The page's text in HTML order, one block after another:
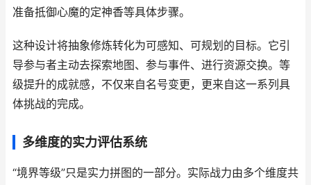
准备抵御心魔的定神香等具体步骤。
这种设计将抽象修炼转化为可感知、可规划的目标。它引
导参与者主动去探索地图、参与事件、进行资源交换。等
级提升的成就感，不仅来自名号变更，更来自这一系列具
体挑战的完成。
多维度的实力评估系统
“境界等级”只是实力拼图的一部分。实际战力由多个维度共